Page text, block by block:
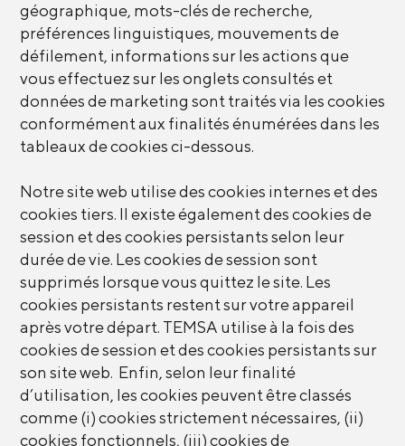
géographique, mots-clés de recherche,
préférences linguistiques, mouvements de
défilement, informations sur les actions que
vous effectuez sur les onglets consultés et
données de marketing sont traités via les cookies
conformément aux finalités énumérées dans les
tableaux de cookies ci-dessous.
Notre site web utilise des cookies internes et des
cookies tiers. Il existe également des cookies de
session et des cookies persistants selon leur
durée de vie. Les cookies de session sont
supprimés lorsque vous quittez le site. Les
cookies persistants restent sur votre appareil
après votre départ. TEMSA utilise à la fois des
cookies de session et des cookies persistants sur
son site web. Enfin, selon leur finalité
d’utilisation, les cookies peuvent être classés
comme (i) cookies strictement nécessaires, (ii)
cookies fonctionnels, (iii) cookies de